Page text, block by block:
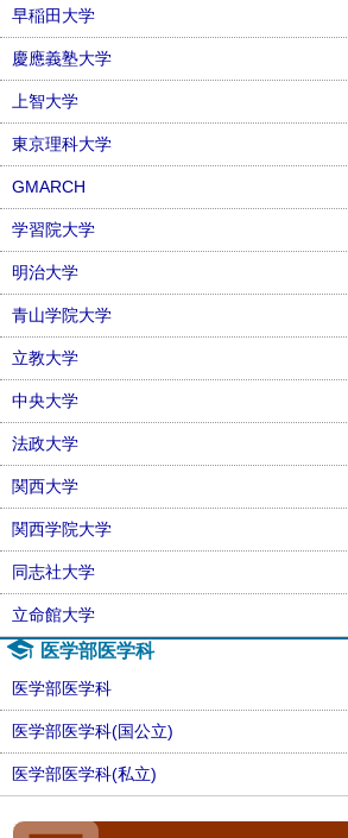
早稲田大学
慶應義塾大学
上智大学
東京理科大学
GMARCH
学習院大学
明治大学
青山学院大学
立教大学
中央大学
法政大学
関西大学
関西学院大学
同志社大学
立命館大学
医学部医学科
医学部医学科
医学部医学科(国公立)
医学部医学科(私立)